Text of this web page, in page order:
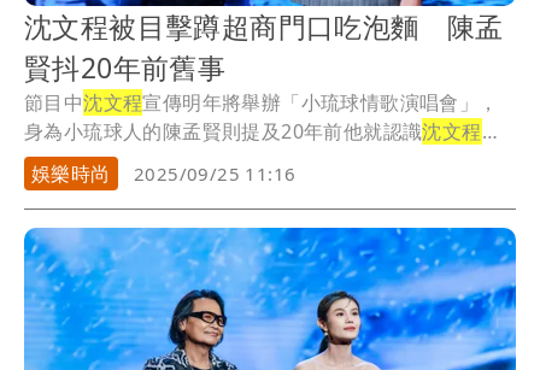
沈文程被目擊蹲超商門口吃泡麵 陳孟
賢抖20年前舊事
節目中沈文程宣傳明年將舉辦「小琉球情歌演唱會」，
身為小琉球人的陳孟賢則提及20年前他就認識沈文程，
當...
娛樂時尚 2025/09/25 11:16